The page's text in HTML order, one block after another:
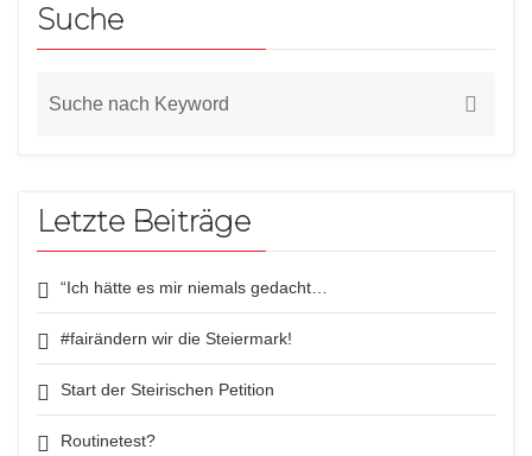
Suche
Letzte Beiträge
“Ich hätte es mir niemals gedacht…
#fairändern wir die Steiermark!
Start der Steirischen Petition
Routinetest?